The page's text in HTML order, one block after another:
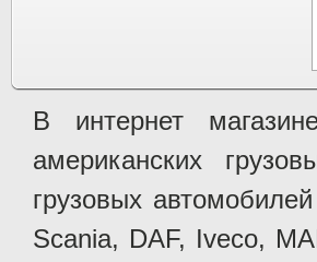
В интернет
американских
грузовых
Scania, DAF, Iveco,